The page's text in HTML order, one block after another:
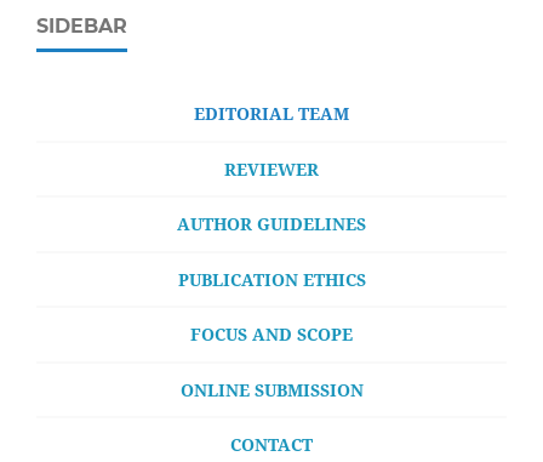
SIDEBAR
EDITORIAL TEAM
REVIEWER
AUTHOR GUIDELINES
PUBLICATION ETHICS
FOCUS AND SCOPE
ONLINE SUBMISSION
CONTACT